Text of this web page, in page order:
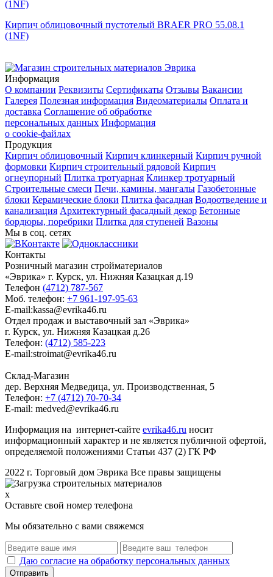
Кирпич облицовочный пустотелый BRAER PRO 55.08.1
(1NF)
Информация
О компании Реквизиты Сертификаты Отзывы Вакансии
Галерея Полезная информация Видеоматериалы Оплата и
доставка Соглашение об обработке
персональных данных Информация
о cookie-файлах
Продукция
Кирпич облицовочный Кирпич клинкерный Кирпич ручной
формовки Кирпич строительный рядовой Кирпич
огнеупорный Плитка тротуарная Клинкер тротуарный
Строительные смеси Печи, камины, мангалы Газобетонные
блоки Керамические блоки Плитка фасадная Водоотведение и
канализация Архитектурный фасадный декор Бетонные
бордюры, поребрики Плитка для ступеней Вазоны
Мы в соц. сетях
Контакты
Розничный магазин стройматериалов
«Эврика» г. Курск, ул. Нижняя Казацкая д.19
Телефон (4712) 787-567
Моб. телефон: +7 961-197-95-63
E-mail:kassa@evrika46.ru
Отдел продаж и выставочный зал «Эврика»
г. Курск, ул. Нижняя Казацкая д.26
Телефон: (4712) 585-223
E-mail:stroimat@evrika46.ru
Склад-Магазин
дер. Верхняя Медведица, ул. Производственная, 5
Телефон: +7 (4712) 70-70-34
E-mail: medved@evrika46.ru
Информация на интернет-сайте evrika46.ru носит
информационный характер и не является публичной офертой,
определяемой положениями Статьи 437 (2) ГК РФ
2022 г. Торговый дом Эврика Все правы защищены
x
Оставьте свой номер телефона
Мы обязательно с вами свяжемся
Даю согласие на обработку персональных данных